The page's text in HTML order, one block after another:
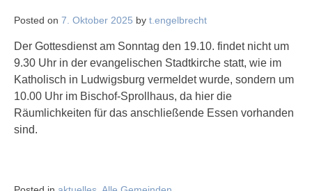
Posted on 7. Oktober 2025 by t.engelbrecht
Der Gottesdienst am Sonntag den 19.10. findet nicht um
9.30 Uhr in der evangelischen Stadtkirche statt, wie im
Katholisch in Ludwigsburg vermeldet wurde, sondern um
10.00 Uhr im Bischof-Sprollhaus, da hier die
Räumlichkeiten für das anschließende Essen vorhanden
sind.